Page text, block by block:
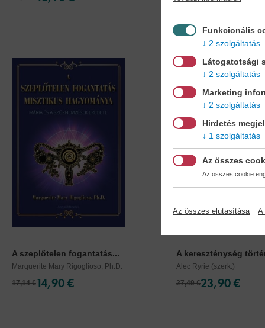
A szeplőtelen fogantatás...
Marquerite Mary Rigoglioso, Ph.D.
17,14 €14,90 €
A kereszténység
Alec Ryrie (szerk.)
27,49 €23,90 €
Funkcionális
2 szolgáltatás
Látogatotsági
2 szolgáltatás
Marketing
2 szolgáltatás
Hirdetés
1 szolgáltatás
Az összes
Az összes cookie
Az összes elutasítása A